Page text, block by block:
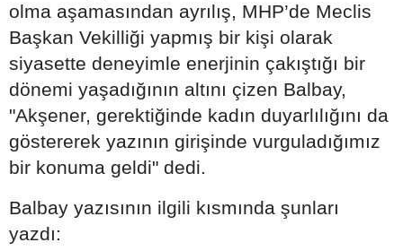
olma aşamasından ayrılış, MHP’de Meclis
Başkan Vekilliği yapmış bir kişi olarak
siyasette deneyimle enerjinin çakıştığı bir
dönemi yaşadığının altını çizen Balbay,
"Akşener, gerektiğinde kadın duyarlılığını da
göstererek yazının girişinde vurguladığımız
bir konuma geldi" dedi.
Balbay yazısının ilgili kısmında şunları
yazdı: